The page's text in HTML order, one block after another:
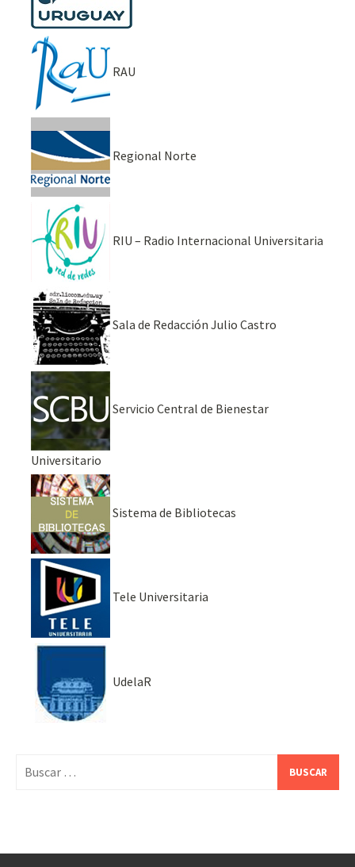
RAU
Regional Norte
RIU – Radio Internacional Universitaria
Sala de Redacción Julio Castro
Servicio Central de Bienestar
Universitario
Sistema de Bibliotecas
Tele Universitaria
UdelaR